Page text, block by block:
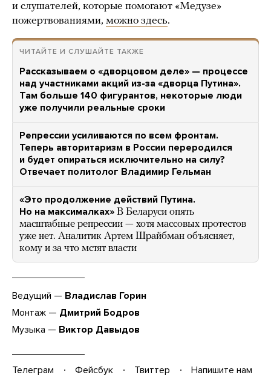
и слушателей, которые помогают «Медузе»
пожертвованиями, можно здесь.
ЧИТАЙТЕ И СЛУШАЙТЕ ТАКЖЕ
Рассказываем о «дворцовом деле» — процессе
над участниками акций из-за «дворца Путина».
Там больше 140 фигурантов, некоторые люди
уже получили реальные сроки
Репрессии усиливаются по всем фронтам.
Теперь авторитаризм в России переродился
и будет опираться исключительно на силу?
Отвечает политолог Владимир Гельман
«Это продолжение действий Путина.
Но на максималках» В Беларуси опять
масштабные репрессии — хотя массовых протестов
уже нет. Аналитик Артем Шрайбман объясняет,
кому и за что мстят власти
Ведущий — Владислав Горин
Монтаж — Дмитрий Бодров
Музыка — Виктор Давыдов
Телеграм Фейсбук Твиттер Напишите нам